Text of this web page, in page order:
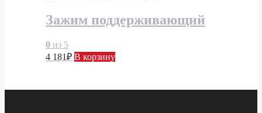
Зажим поддерживающий
0 из 5
4 181₽ В корзину